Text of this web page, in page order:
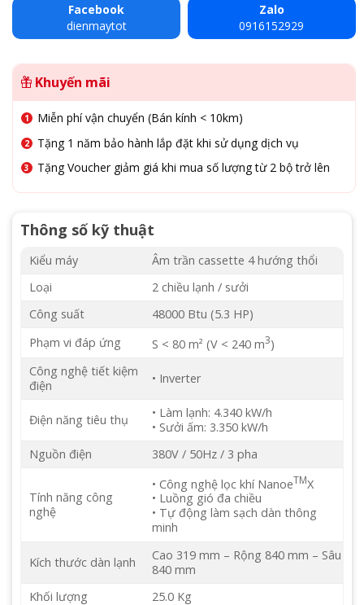
Facebook
dienmaytot
Zalo
0916152929
Khuyến mãi
Miễn phí vận chuyển (Bán kính < 10km)
Tặng 1 năm bảo hành lắp đặt khi sử dụng dịch vụ
Tặng Voucher giảm giá khi mua số lượng từ 2 bộ trở lên
Thông số kỹ thuật
Kiểu máy
Âm trần cassette 4 hướng thổi
Loại
2 chiều lạnh / sưởi
Công suất
48000 Btu (5.3 HP)
Phạm vi đáp ứng
S < 80 m² (V < 240 m3)
Công nghệ tiết kiệm
điện
• Inverter
Điện năng tiêu thụ
• Làm lạnh: 4.340 kW/h
• Sưởi ấm: 3.350 kW/h
Nguồn điện
380V / 50Hz / 3 pha
Tính năng công
nghệ
• Công nghệ lọc khí NanoeTMX
• Luồng gió đa chiều
• Tự động làm sạch dàn thông
minh
Kích thước dàn lạnh
Cao 319 mm – Rộng 840 mm – Sâu
840 mm
Khối lượng
25.0 Kg